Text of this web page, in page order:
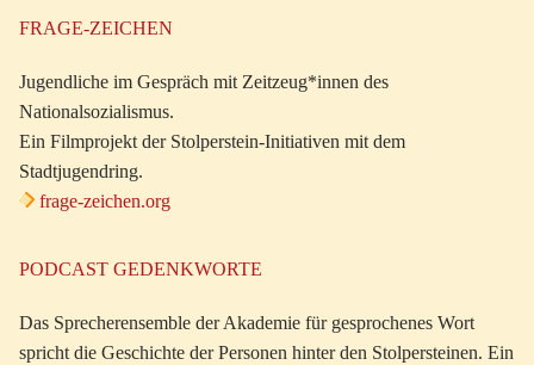
FRAGE-ZEICHEN
Jugendliche im Gespräch mit Zeitzeug*innen des
Nationalsozialismus.
Ein Filmprojekt der Stolperstein-Initiativen mit dem
Stadtjugendring.
frage-zeichen.org
PODCAST GEDENKWORTE
Das Sprecherensemble der Akademie für gesprochenes Wort
spricht die Geschichte der Personen hinter den Stolpersteinen. Ein